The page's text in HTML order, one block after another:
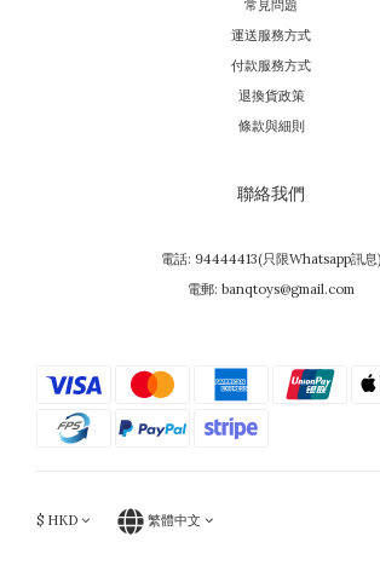
常見問題
運送服務方式
付款服務方式
退換貨政策
條款與細則
聯絡我們
電話: 94444413(只限Whatsapp訊息)
電郵: banqtoys@gmail.com
$ HKD 繁體中文